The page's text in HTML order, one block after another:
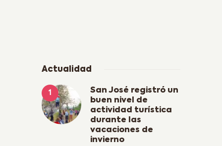
Actualidad
San José registró un
buen nivel de
actividad turística
durante las
vacaciones de
invierno